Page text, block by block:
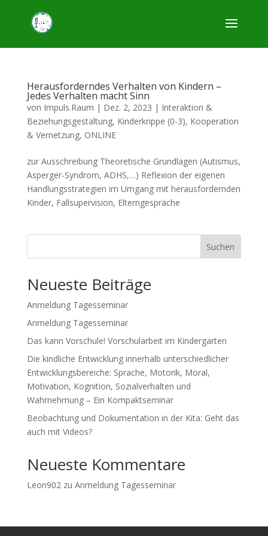
Herausforderndes Verhalten von Kindern –
Jedes Verhalten macht Sinn
von Impuls.Raum | Dez. 2, 2023 | Interaktion &
Beziehungsgestaltung, Kinderkrippe (0-3), Kooperation
& Vernetzung, ONLINE
zur Ausschreibung Theoretische Grundlagen (Autismus,
Asperger-Syndrom, ADHS,…) Reflexion der eigenen
Handlungsstrategien im Umgang mit herausfordernden
Kinder, Fallsupervision, Elterngespräche
Suchen
Neueste Beiträge
Anmeldung Tagesseminar
Anmeldung Tagesseminar
Das kann Vorschule! Vorschularbeit im Kindergarten
Die kindliche Entwicklung innerhalb unterschiedlicher
Entwicklungsbereiche: Sprache, Motorik, Moral,
Motivation, Kognition, Sozialverhalten und
Wahrnehmung – Ein Kompaktseminar
Beobachtung und Dokumentation in der Kita: Geht das
auch mit Videos?
Neueste Kommentare
Leon902zu Anmeldung Tagesseminar